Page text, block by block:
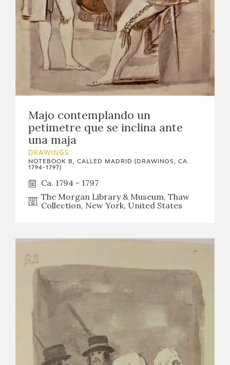
Majo contemplando un
petimetre que se inclina ante
una maja
DRAWINGS
NOTEBOOK B, CALLED MADRID (DRAWINGS, CA.
1794-1797)
Ca. 1794 - 1797
The Morgan Library & Museum, Thaw
Collection, New York, United States